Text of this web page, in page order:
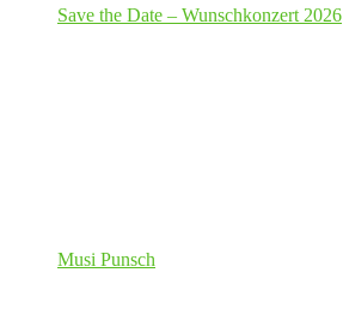
Save the Date – Wunschkonzert 2026
Musi Punsch